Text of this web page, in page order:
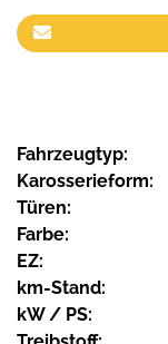
Fahrzeugtyp:
Karosserieform:
Türen:
Farbe:
EZ:
km-Stand:
kW / PS: